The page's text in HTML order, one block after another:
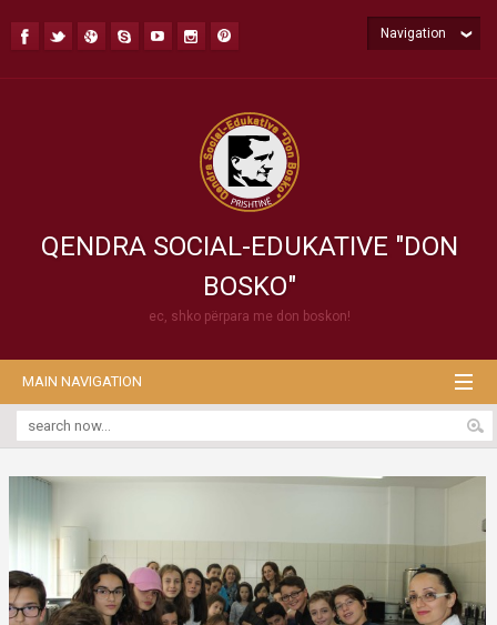
QENDRA SOCIAL-EDUKATIVE "DON
BOSKO"
ec, shko përpara me don boskon!
Navigation
MAIN NAVIGATION